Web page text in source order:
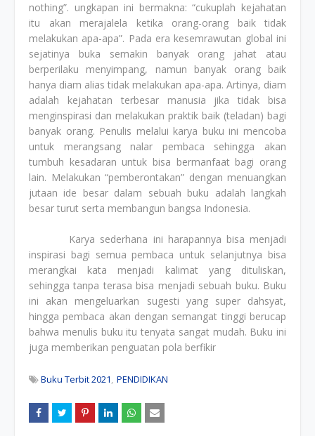
nothing”. ungkapan ini bermakna: “cukuplah kejahatan
itu akan merajalela ketika orang-orang baik tidak
melakukan apa-apa”. Pada era kesemrawutan global ini
sejatinya buka semakin banyak orang jahat atau
berperilaku menyimpang, namun banyak orang baik
hanya diam alias tidak melakukan apa-apa. Artinya, diam
adalah kejahatan terbesar manusia jika tidak bisa
menginspirasi dan melakukan praktik baik (teladan) bagi
banyak orang. Penulis melalui karya buku ini mencoba
untuk merangsang nalar pembaca sehingga akan
tumbuh kesadaran untuk bisa bermanfaat bagi orang
lain. Melakukan “pemberontakan” dengan menuangkan
jutaan ide besar dalam sebuah buku adalah langkah
besar turut serta membangun bangsa Indonesia.
Karya sederhana ini harapannya bisa menjadi
inspirasi bagi semua pembaca untuk selanjutnya bisa
merangkai kata menjadi kalimat yang dituliskan,
sehingga tanpa terasa bisa menjadi sebuah buku. Buku
ini akan mengeluarkan sugesti yang super dahsyat,
hingga pembaca akan dengan semangat tinggi berucap
bahwa menulis buku itu tenyata sangat mudah. Buku ini
juga memberikan penguatan pola berfikir
Buku Terbit 2021 PENDIDIKAN